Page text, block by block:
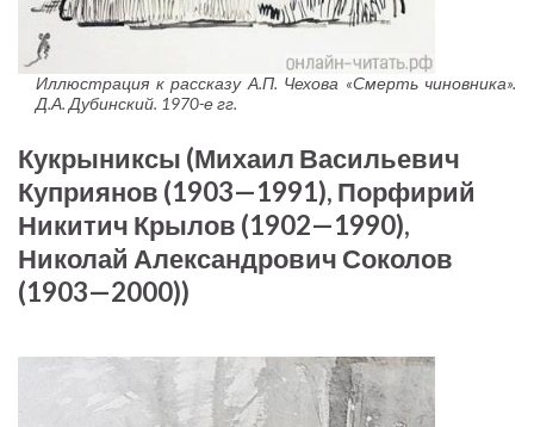
Иллюстрация к рассказу А.П. Чехова «Смерть чиновника».
Д.А. Дубинский. 1970-е гг.
Кукрыниксы (Михаил Васильевич
Куприянов (1903—1991), Порфирий
Никитич Крылов (1902—1990),
Николай Александрович Соколов
(1903—2000))